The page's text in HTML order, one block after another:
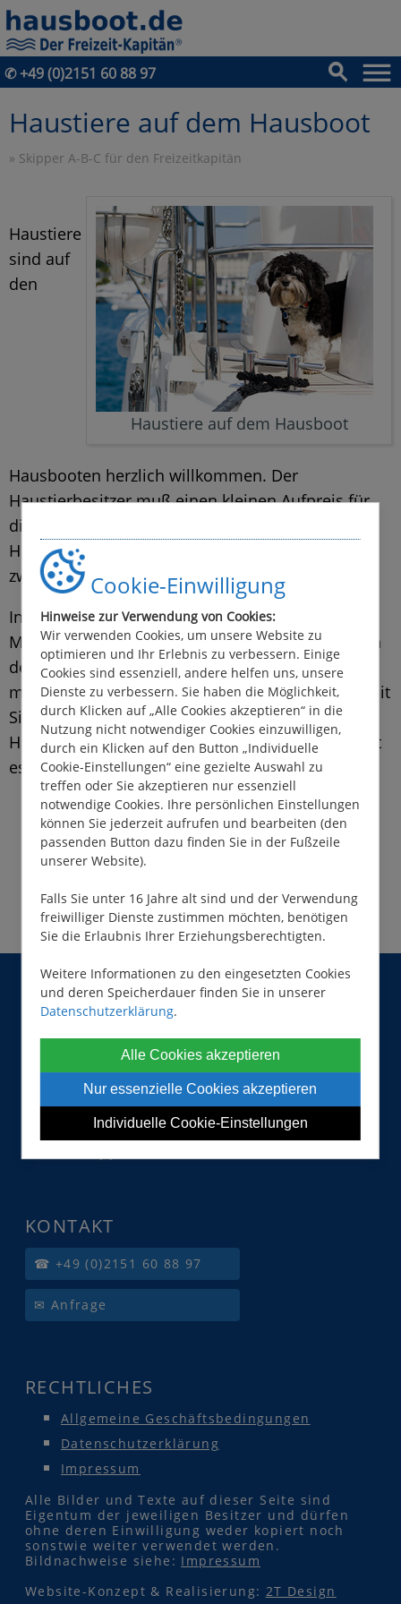
Cookie-Einwilligung
Hinweise zur Verwendung von Cookies:
Wir verwenden Cookies, um unsere Website zu
optimieren und Ihr Erlebnis zu verbessern. Einige
Cookies sind essenziell, andere helfen uns, unsere
Dienste zu verbessern. Sie haben die Möglichkeit,
durch Klicken auf „Alle Cookies akzeptieren“ in die
Nutzung nicht notwendiger Cookies einzuwilligen,
durch ein Klicken auf den Button „Individuelle
Cookie-Einstellungen“ eine gezielte Auswahl zu
treffen oder Sie akzeptieren nur essenziell
notwendige Cookies. Ihre persönlichen Einstellungen
können Sie jederzeit aufrufen und bearbeiten (den
passenden Button dazu finden Sie in der Fußzeile
unserer Website).
Falls Sie unter 16 Jahre alt sind und der Verwendung
freiwilliger Dienste zustimmen möchten, benötigen
Sie die Erlaubnis Ihrer Erziehungsberechtigten.
Weitere Informationen zu den eingesetzten Cookies
und deren Speicherdauer finden Sie in unserer
Datenschutzerklärung.
Alle Cookies akzeptieren
Nur essenzielle Cookies akzeptieren
Individuelle Cookie-Einstellungen
✆ +49 (0)2151 60 88 97
Haustiere auf dem Hausboot
» Skipper A-B-C für den Freizeitkapitän
Haustiere auf dem Hausboot
Haustiere
sind auf
den
Hausbooten herzlich willkommen. Der
Haustierbesitzer muß einen kleinen Aufpreis für
die erhöhten Reinigungskosten nach den
Hausbootferien zahlen (je nach Vermieter
zwischen € 28,00 - € 50,00).
In Holland kann es sein, das die Vermieter die
Mitnahme eines Flohhalsbandes voraussetzen. In
den Ländern Irland und England/Schottland
müssen die Impfungen mind. 1 Jahr alt sein, damit
Sie die Hausbootferien gemeinsam mit Ihrem
Haustier verbringen dürfen. Eine Quarantäne gibt
es dort nicht mehr.
Der Freizeit-Kapitän®
Nadine Weyers
Freysestraße 39
D-47802 Krefeld
KONTAKT
☎ +49 (0)2151 60 88 97
✉ Anfrage
RECHTLICHES
Allgemeine Geschäftsbedingungen
Datenschutzerklärung
Impressum
Alle Bilder und Texte auf dieser Seite sind
Eigentum der jeweiligen Besitzer und dürfen
ohne deren Einwilligung weder kopiert noch
sonstwie weiter verwendet werden.
Bildnachweise siehe: Impressum
Website-Konzept & Realisierung: 2T Design